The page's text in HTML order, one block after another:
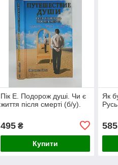
Пік Е. Подорож душі. Чи є
життя після смерті (б/у).
495₴
Купити
Як
585